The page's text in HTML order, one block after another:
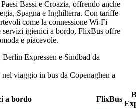
Bassi e Croazia, offrendo anche
Spagna e Inghilterra. Con tariffe
come la connessione Wi-Fi
servizi igienici a bordo, FlixBus offre
e piacevole.
Expressen e Sindbad da
viaggio in bus da Copenaghen a
a bordo
FlixBus